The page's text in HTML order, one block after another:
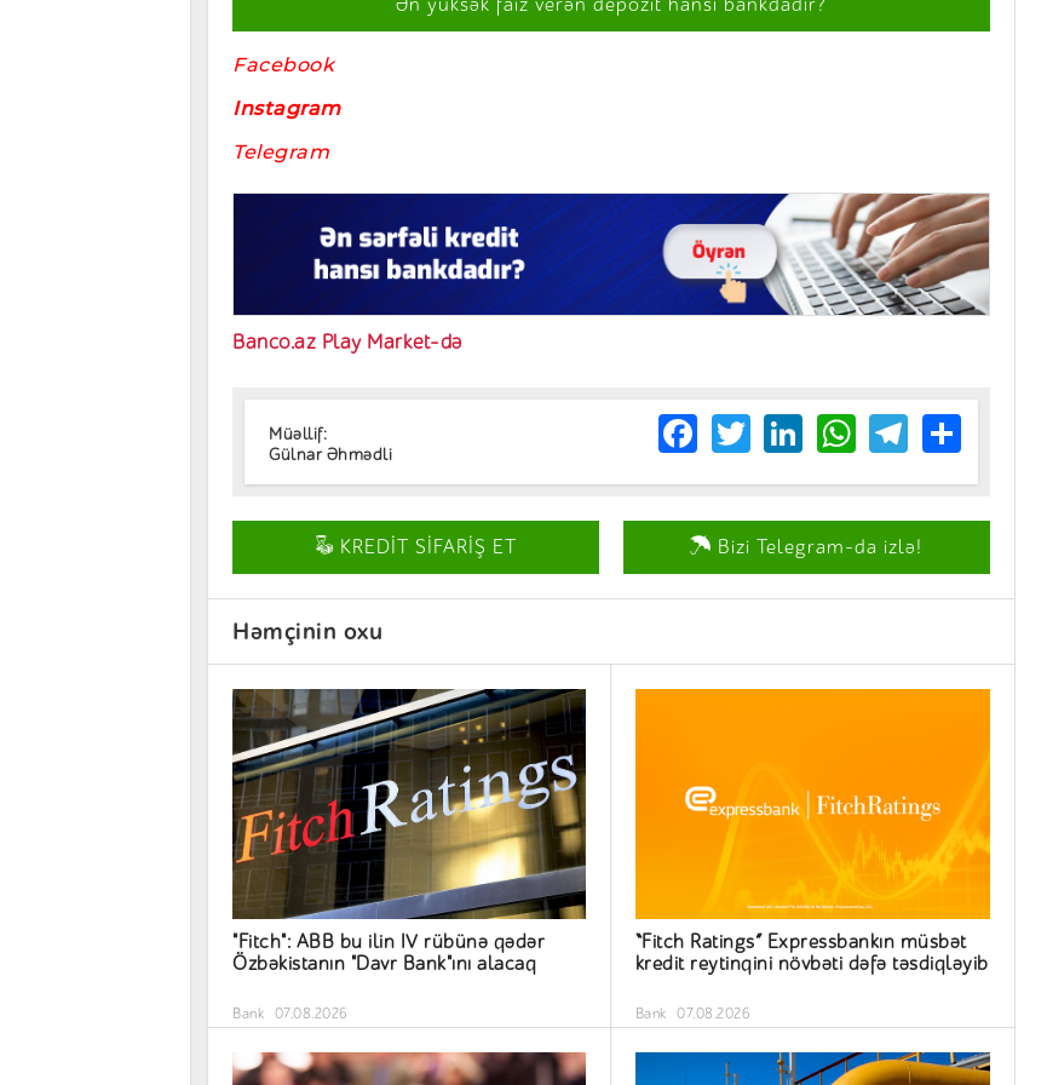
Ən yüksək faiz verən depozit hansı bankdadır?
Facebook
Instagram
Telegram
Banco.az Play Market-də
Müəllif:
Gülnar Əhmədli
Facebook
TwitterLinkedIn
WhatsApp
Telegram
Share
KREDİT SİFARİŞ ET Bizi Telegram-da izlə!
Həmçinin oxu
"Fitch": ABB bu ilin IV rübünə qədər
Özbəkistanın "Davr Bank"ını alacaq
Bank 07.08.2026
“Fitch Ratings” Expressbankın müsbət
kredit reytinqini növbəti dəfə təsdiqləyib
Bank 07.08.2026